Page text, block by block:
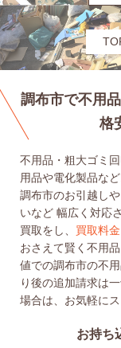
調布市で不用
格
不用品・粗大ゴミ
用品や電化製品など
調布市のお引越し
いなど 幅広く対応
買取をし、 買取料
おさえて賢く不用
値での調布市の不
り後の追加請求は
場合は、お気軽に
お持ち